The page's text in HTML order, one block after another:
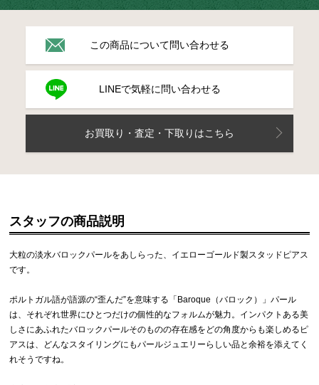
この商品について問い合わせる
LINEで気軽に問い合わせる
お買取り・査定・下取りはこちら
スタッフの商品説明
大粒の淡水バロックパールをあしらった、イエローゴールド製スタッドピアス
です。
ポルトガル語が語源の“歪んだ”を意味する「Baroque（バロック）」パール
は、それぞれ世界にひとつだけの個性的なフォルムが魅力。インパクトある美
しさにあふれたバロックパールそのものの存在感をどの角度からも楽しめるピ
アスは、どんなスタイリングにもパールジュエリーらしい品と余裕を添えてく
れそうですね。